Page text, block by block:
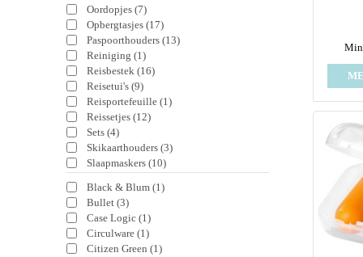
Oordopjes (7)
Opbergtasjes (17)
Paspoorthouders (13)
Reiniging (1)
Reisbestek (16)
Reisetui's (9)
Reisportefeuille (1)
Reissetjes (12)
Sets (4)
Skikaarthouders (3)
Slaapmaskers (10)
Black & Blum (1)
Bullet (3)
Case Logic (1)
Circulware (1)
Citizen Green (1)